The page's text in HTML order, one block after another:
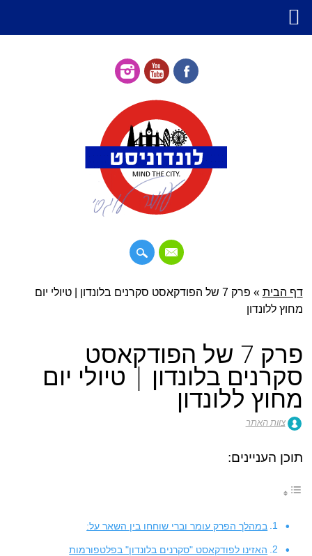
תפריט ראשי
דילוג
לתוכן
דף הבית »
פרק 7 של הפודקאסט סקרנים בלונדון | טיולי יום
מחוץ ללונדון
פרק 7 של הפודקאסט
סקרנים בלונדון | טיולי יום
מחוץ ללונדון
צוות האתר
תוכן העניינים:
במהלך הפרק עומר וברי שוחחו בין השאר על:
האזינו לפודקאסט "סקרנים בלונדון" בפלטפורמות